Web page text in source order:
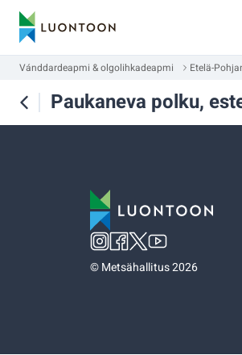
Vánddardeapmi & olgolihkadeapmi Etelä-
Paukaneva polku,
©Metsähallitus 2026